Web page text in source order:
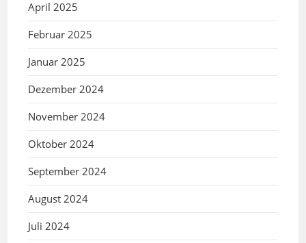
April 2025
Februar 2025
Januar 2025
Dezember 2024
November 2024
Oktober 2024
September 2024
August 2024
Juli 2024